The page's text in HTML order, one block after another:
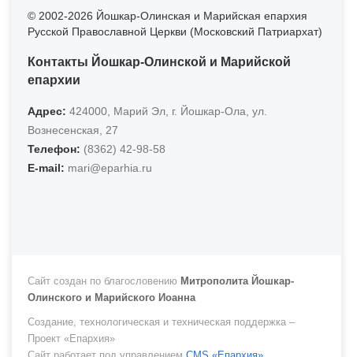
© 2002-2026 Йошкар-Олинская и Марийская епархия
Русской Православной Церкви (Московский Патриархат)
Контакты Йошкар-Олинской и Марийской
епархии
Адрес: 424000, Марий Эл, г. Йошкар-Ола, ул.
Вознесенская, 27
Телефон: (8362) 42-98-58
Е-mail: mari@eparhia.ru
Сайт создан по благословению Митрополита Йошкар-
Олинского и Марийского Иоанна
Создание, технологическая и техническая поддержка –
Проект «Епархия»